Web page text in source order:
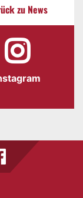
zu News